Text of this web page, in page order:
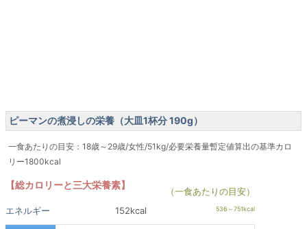
ピーマンの煮浸しの栄養（大皿1杯分 190g）
一食あたりの目安：18歳～29歳/女性/51kg/必要栄養量暫定値算出の基準カロ
リー1800kcal
【総カロリーと三大栄養素】
（一食あたりの目安）
エネルギー
152kcal